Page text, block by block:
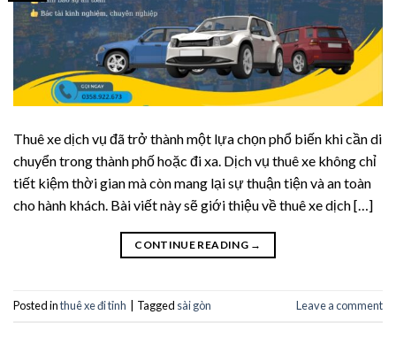
Thuê xe dịch vụ đã trở thành một lựa chọn phổ biến khi cần di
chuyển trong thành phố hoặc đi xa. Dịch vụ thuê xe không chỉ
tiết kiệm thời gian mà còn mang lại sự thuận tiện và an toàn
cho hành khách. Bài viết này sẽ giới thiệu về thuê xe dịch […]
CONTINUE READING →
Posted inthuê xe đi tỉnh Tagged sài gòn Leave a comment